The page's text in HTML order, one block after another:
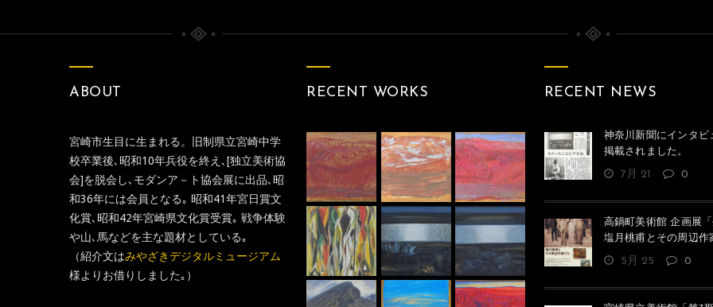
クリークの月（戦争）
ABOUT
宮崎市生目に生まれる。旧制県立宮崎中学
校卒業後､昭和10年兵役を終え､[独立美術協
会]を脱会し､モダンア－ト協会展に出品､昭
和36年には会員となる｡ 昭和41年宮日賞文
化賞､昭和42年宮崎県文化賞受賞｡ 戦争体験
や山､馬などを主な題材としている｡
（紹介文はみやざきデジタルミュージアム
様よりお借りしました｡）
RECENT WORKS RECENT NEWS
神奈川新聞にインタビ
掲載されました。
7月 21 0
高鍋町美術館 企画展
塩月桃甫とその周辺作
5月 25 0